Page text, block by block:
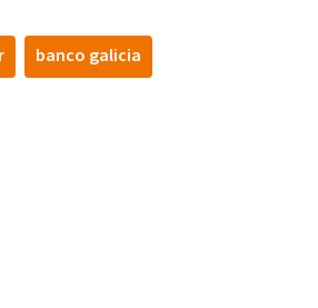
banco galicia